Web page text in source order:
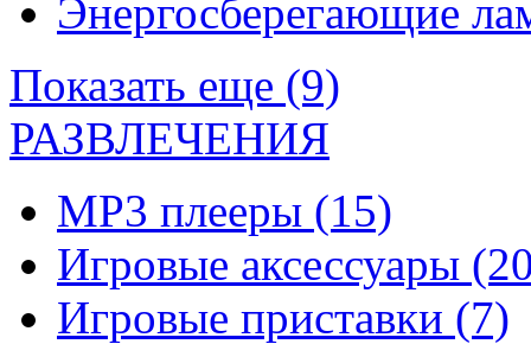
Энергосберегающие
Показать еще (9)
РАЗВЛЕЧЕНИЯ
MP3 плееры (15)
Игровые аксессуары
Игровые приставки (7)